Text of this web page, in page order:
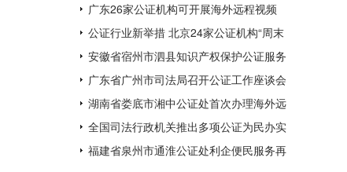
广东26家公证机构可开展海外远程视频
公证，为全国数量最多
公证行业新举措 北京24家公证机构“周末
不打烊
安徽省宿州市泗县知识产权保护公证服务
中心揭牌成立
广东省广州市司法局召开公证工作座谈会
湖南省娄底市湘中公证处首次办理海外远
程视频公证 让距离不再遥远
全国司法行政机关推出多项公证为民办实
事措施
福建省泉州市通淮公证处利企便民服务再